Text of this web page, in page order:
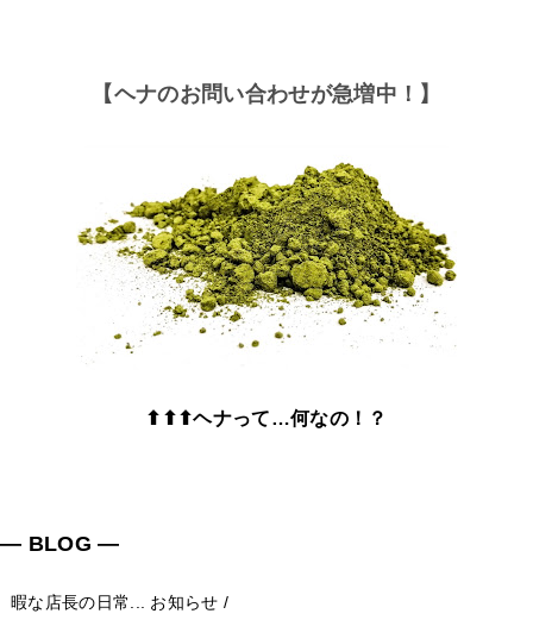
【ヘナのお問い合わせが急増中！】
⬆⬆⬆ヘナって…何なの！？
― BLOG ―
暇な店長の日常... お知らせ /